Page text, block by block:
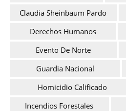
Claudia Sheinbaum Pardo
Derechos Humanos
Evento De Norte
Guardia Nacional
Homicidio Calificado
Incendios Forestales